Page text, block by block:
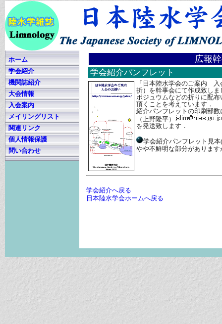
ホーム
学会紹介
機関誌紹介
大会情報
入会案内
メイリングリスト
関連リンク
個人情報保護
問い合わせ
広報
学会紹介パンフレット
「日本陸水学会のご案内
折）を幹事会にて作成致し
ポジュウムなどの折りに配
頂くことを考えています．
紹介パンフレットの印刷部
（上野隆平）
を発送致します．
学会紹介パンフレット見本
やや不鮮明な部分がありま
学会紹介へ戻る
日本陸水学会ホームへ戻る